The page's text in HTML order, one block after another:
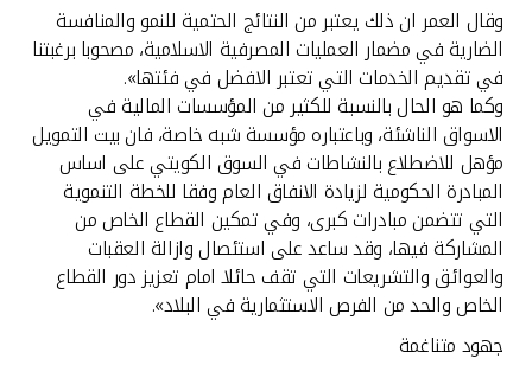
وقال العمر ان ذلك يعتبر من النتائج الحتمية للنمو والمنافسة
الضارية في مضمار العمليات المصرفية الاسلامية، مصحوبا برغبتنا
في تقديم الخدمات التي تعتبر الافضل في فئتها».
وكما هو الحال بالنسبة للكثير من المؤسسات المالية في
الاسواق الناشئة، وباعتباره مؤسسة شبه خاصة، فان بيت التمويل
مؤهل للاضطلاع بالنشاطات في السوق الكويتي على اساس
المبادرة الحكومية لزيادة الانفاق العام وفقا للخطة التنموية
التي تتضمن مبادرات كبرى، وفي تمكين القطاع الخاص من
المشاركة فيها، وقد ساعد على استئصال وازالة العقبات
والعوائق والتشريعات التي تقف حائلا امام تعزيز دور القطاع
الخاص والحد من الفرص الاستثمارية في البلاد».
جهود متناغمة